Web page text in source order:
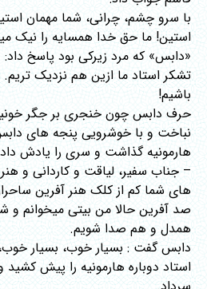
با سرو چشم، چرانی، شما مهمان
استین! ما حق خدا همسایه را نیک
«دابس» که مرد زیرکی بود پاسخ داد:
تشکر استاد ما ازین هم نزدیک
باشیم!
حرف دابس چون خنجری بر جگر
نباخت و با خوشرویی پنجه های
هارمونیه گذاشت و سری را یادش
– جناب سفیر، لیاقت و کاردانی و
های شما کم از کلک هنر آفرین
صد آفرین حالا من بیتی میخوانم و
همدل و هم صدا شویم.
دابس گفت : بسیار خوب، بسیار خوب،
استاد دوباره هارمونیه را پیش